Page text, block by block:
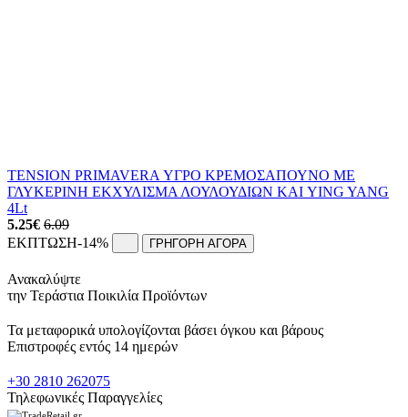
TENSION PRIMAVERA ΥΓΡΟ ΚΡΕΜΟΣΑΠΟΥΝΟ ΜΕ
ΓΛΥΚΕΡΙΝΗ ΕΚΧΥΛΙΣΜΑ ΛΟΥΛΟΥΔΙΩΝ ΚΑΙ YING YANG
4Lt
5.25€ 6.09
ΕΚΠΤΩΣΗ-14% ΓΡΗΓΟΡΗ ΑΓΟΡΑ
Ανακαλύψτε
την Τεράστια Ποικιλία Προϊόντων
Τα μεταφορικά υπολογίζονται βάσει όγκου και βάρους
Επιστροφές εντός 14 ημερών
+30 2810 262075
Τηλεφωνικές Παραγγελίες